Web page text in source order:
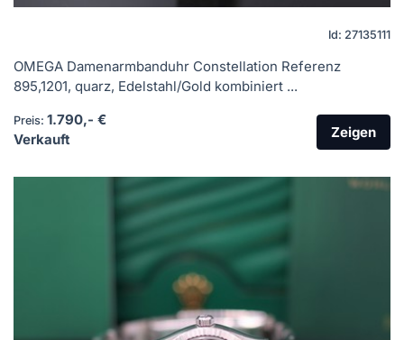
Id: 27135111
OMEGA Damenarmbanduhr Constellation Referenz
895,1201, quarz, Edelstahl/Gold kombiniert ...
Preis: 1.790,- €
Verkauft
Zeigen